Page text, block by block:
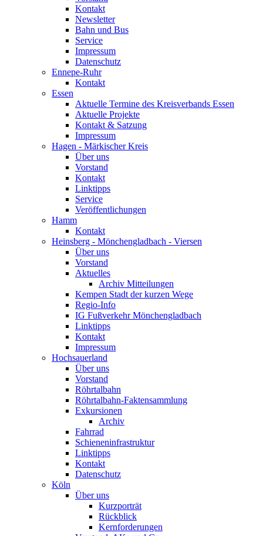
Kontakt
Newsletter
Bahn und Bus
Service
Impressum
Datenschutz
Ennepe-Ruhr
Kontakt
Essen
Aktuelle Termine des Kreisverbands Essen
Aktuelle Projekte
Kontakt & Satzung
Impressum
Hagen - Märkischer Kreis
Über uns
Vorstand
Kontakt
Linktipps
Service
Veröffentlichungen
Hamm
Kontakt
Heinsberg - Mönchengladbach - Viersen
Über uns
Vorstand
Aktuelles
Archiv Mitteilungen
Kempen Stadt der kurzen Wege
Regio-Info
IG Fußverkehr Mönchengladbach
Linktipps
Kontakt
Impressum
Hochsauerland
Über uns
Vorstand
Röhrtalbahn
Röhrtalbahn-Faktensammlung
Exkursionen
Archiv
Fahrrad
Schieneninfrastruktur
Linktipps
Kontakt
Datenschutz
Köln
Über uns
Kurzporträt
Rückblick
Kernforderungen